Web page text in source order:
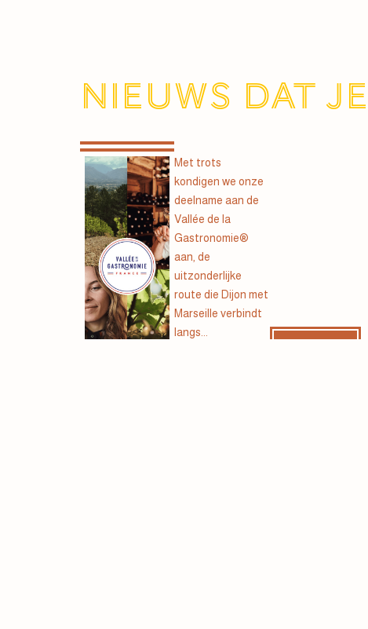
Nieuws dat
Met trots
kondigen we onze
deelname aan de
Vallée de la
Gastronomie®
aan, de
uitzonderlijke
route die Dijon met
Marseille verbindt
langs...